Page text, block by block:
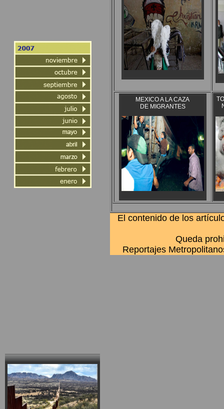
MEXICO A LA CAZA
DE MIGRANTES
El contenido de los
Queda
Reportajes